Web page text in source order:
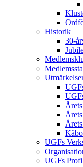
Historik
30-
UGFs
UGFs